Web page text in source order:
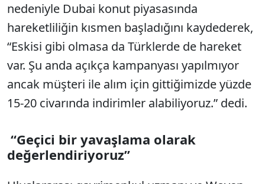
nedeniyle Dubai konut piyasasında
hareketliliğin kısmen başladığını kaydederek,
“Eskisi gibi olmasa da Türklerde de hareket
var. Şu anda açıkça kampanyası yapılmıyor
ancak müşteri ile alım için gittiğimizde yüzde
15-20 civarında indirimler alabiliyoruz.” dedi.
“Geçici bir yavaşlama olarak
değerlendiriyoruz”